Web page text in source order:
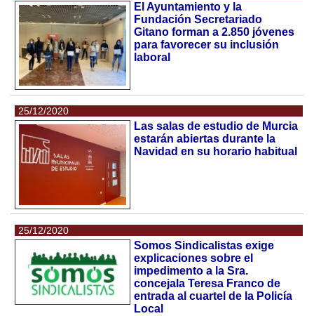
El Ayuntamiento y la
Fundación Secretariado
Gitano forman a 2.850 jóvenes
para favorecer su inclusión
laboral
25/12/2020
Las salas de estudio de Murcia
estarán abiertas durante la
Navidad en su horario habitual
25/12/2020
Somos Sindicalistas exige
explicaciones sobre el
impedimento a la Sra.
concejala Teresa Franco de
entrada al cuartel de la Policía
Local